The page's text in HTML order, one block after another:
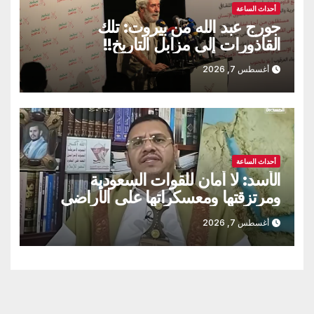
أحداث الساعة
جورج عبد الله من بيروت: تلك
القاذورات إلى مزابل التاريخ!!
أغسطس 7, 2026
أحداث الساعة
الأسد: لا أمان للقوات السعودية
ومرتزقتها ومعسكراتها على الأراضي
اليمنية
أغسطس 7, 2026